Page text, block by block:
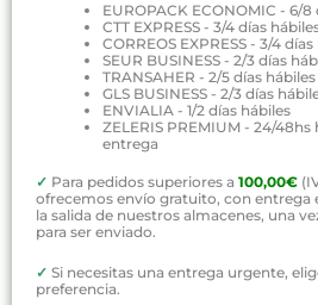
EUROPACK ECONOMIC - 6/8
CTT EXPRESS - 3/4 días
CORREOS EXPRESS - 3/4
SEUR BUSINESS - 2/3 días
TRANSAHER - 2/5 días hábiles
GLS BUSINESS - 2/3 días
ENVIALIA - 1/2 días hábiles
ZELERIS PREMIUM - 24/
entrega
✓ Para pedidos superiores a 100,00€
ofrecemos envío gratuito, con entrega
la salida de nuestros almacenes, una
para ser enviado.
✓ Si necesitas una entrega urgente,
preferencia.